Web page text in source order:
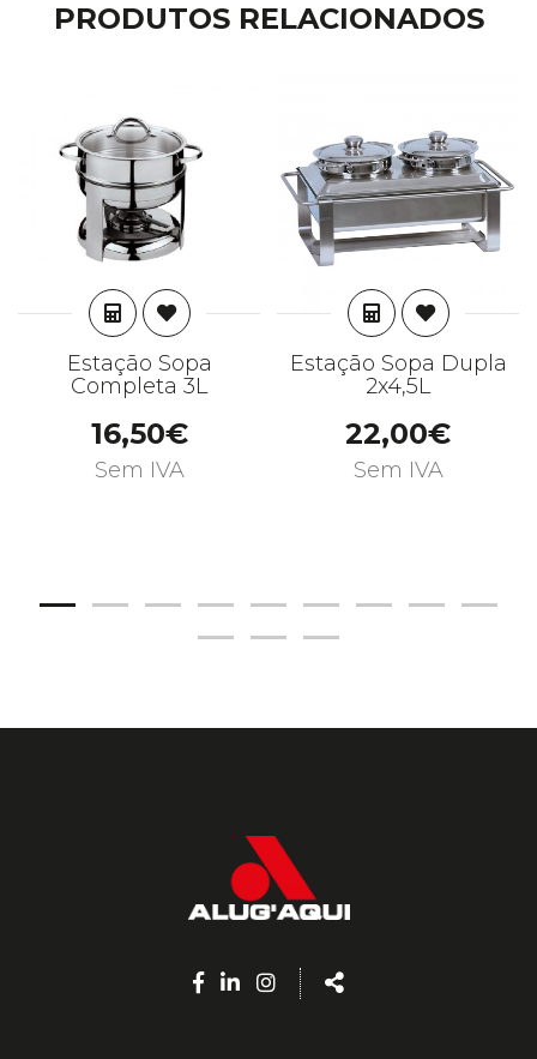
PRODUTOS RELACIONADOS
ADICIONAR
Estação Sopa
Completa 3L
16,50€
Sem IVA
ADICIONAR
Estação Sopa Dupla
2x4,5L
22,00€
Sem IVA
Facebook
Linkedin
Instagram
Share